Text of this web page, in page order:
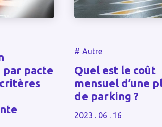
par pacte
# Autre
Quel est le coût
mensuel d’une
de parking ?
2023 . 06 . 16